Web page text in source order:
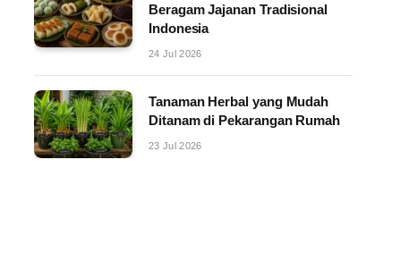
Beragam Jajanan Tradisional
Indonesia
24 Jul 2026
Tanaman Herbal yang Mudah
Ditanam di Pekarangan Rumah
23 Jul 2026